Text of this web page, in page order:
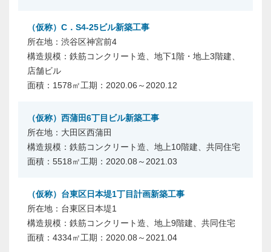
（仮称）C．S4-25ビル新築工事
渋谷区神宮前4
鉄筋コンクリート造、地下1階・地上3階建、
店舗ビル
1578㎡
2020.06～2020.12
（仮称）西蒲田6丁目ビル新築工事
大田区西蒲田
鉄筋コンクリート造、地上10階建、共同住宅
5518㎡
2020.08～2021.03
（仮称）台東区日本堤1丁目計画新築工事
台東区日本堤1
鉄筋コンクリート造、地上9階建、共同住宅
4334㎡
2020.08～2021.04